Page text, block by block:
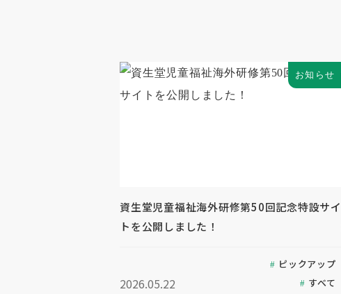
お知らせ
資生堂児童福祉海外研修第50回記念特設サイ
トを公開しました！
2026.05.22
ピックアップ
すべて